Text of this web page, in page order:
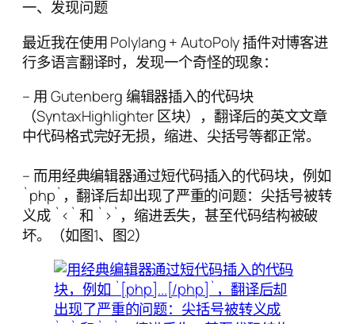
一、发现问题
最近我在使用 Polylang + AutoPoly 插件对博客进
行多语言翻译时，发现一个奇怪的现象：
– 用 Gutenberg 编辑器插入的代码块
（SyntaxHighlighter 区块），翻译后的英文文章
中代码格式完好无损，缩进、尖括号等都正常。
– 而用经典编辑器通过短代码插入的代码块，例如
`php`，翻译后却出现了严重的问题：尖括号被转
义成 `<` 和 `>`，缩进丢失，甚至代码结构被破
坏。（如图1、图2）